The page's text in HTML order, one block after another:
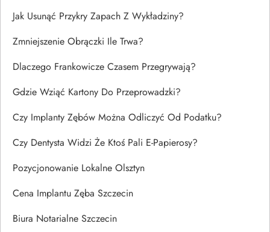
Jak Usunąć Przykry Zapach Z Wykładziny?
Zmniejszenie Obrączki Ile Trwa?
Dlaczego Frankowicze Czasem Przegrywają?
Gdzie Wziąć Kartony Do Przeprowadzki?
Czy Implanty Zębów Można Odliczyć Od Podatku?
Czy Dentysta Widzi Że Ktoś Pali E-Papierosy?
Pozycjonowanie Lokalne Olsztyn
Cena Implantu Zęba Szczecin
Biura Notarialne Szczecin